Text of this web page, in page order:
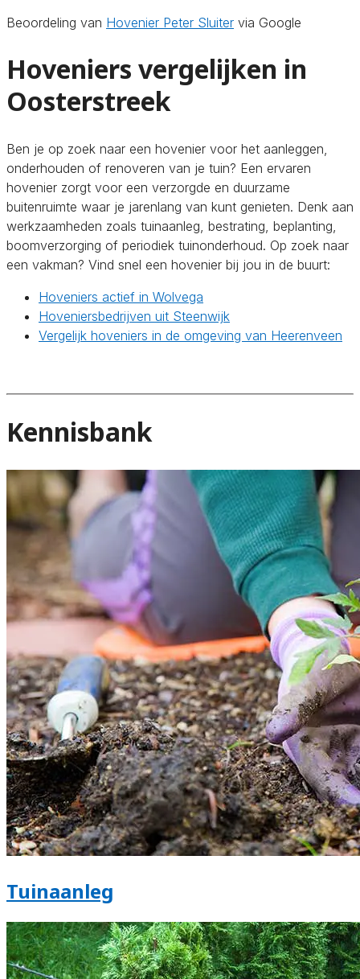
Beoordeling van Hovenier Peter Sluiter via Google
Hoveniers vergelijken in
Oosterstreek
Ben je op zoek naar een hovenier voor het aanleggen,
onderhouden of renoveren van je tuin? Een ervaren
hovenier zorgt voor een verzorgde en duurzame
buitenruimte waar je jarenlang van kunt genieten. Denk aan
werkzaamheden zoals tuinaanleg, bestrating, beplanting,
boomverzorging of periodiek tuinonderhoud. Op zoek naar
een vakman? Vind snel een hovenier bij jou in de buurt:
Hoveniers actief in Wolvega
Hoveniersbedrijven uit Steenwijk
Vergelijk hoveniers in de omgeving van Heerenveen
Kennisbank
Tuinaanleg